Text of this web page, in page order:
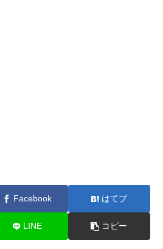
Facebook はてブ
LINE コピー